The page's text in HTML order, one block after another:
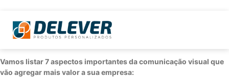
Vamos listar 7 aspectos importantes da comunicação visual que
vão agregar mais valor a sua empresa: